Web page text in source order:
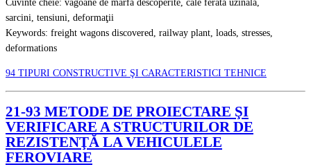
Cuvinte cheie: vagoane de marfă descoperite, cale ferată uzinală,
sarcini, tensiuni, deformaţii
Keywords: freight wagons discovered, railway plant, loads, stresses,
deformations
94 TIPURI CONSTRUCTIVE ŞI CARACTERISTICI TEHNICE
21-93 METODE DE PROIECTARE ŞI
VERIFICARE A STRUCTURILOR DE
REZISTENŢĂ LA VEHICULELE
FEROVIARE